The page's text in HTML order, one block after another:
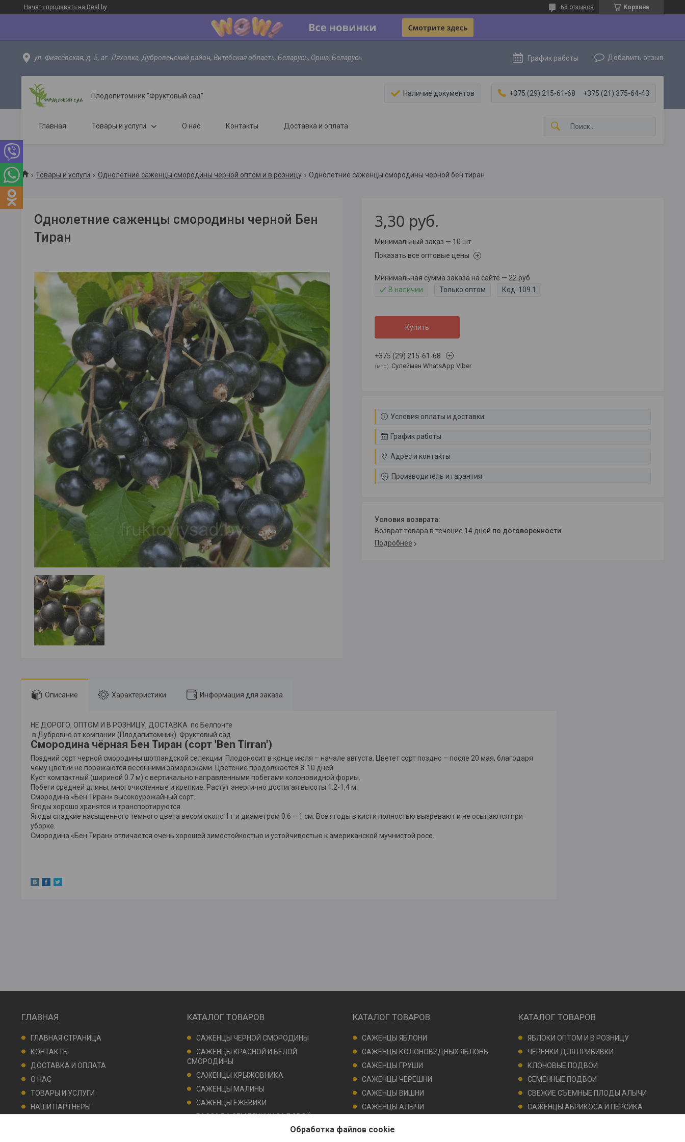
Начать продавать на Deal.by Корзина
68 отзывов
ул. Фиясёвская, д. 5, аг. Ляховка, Дубровенский район, Витебская область, Беларусь, Орша, Беларусь График работы Добавить отзыв
Плодопитомник "Фруктовый сад" Наличие документов +375 (29) 215-61-68 +375 (21) 375-64-43
Главная Товары и услуги О нас Контакты Доставка и оплата
Товары и услуги Однолетние саженцы смородины чёрной оптом и в розницу Однолетние саженцы смородины черной бен тиран
Однолетние саженцы смородины черной Бен
Тиран
3,30 руб.
Минимальный заказ — 10 шт.
Показать все оптовые цены
Минимальная сумма заказа на сайте — 22 руб
В наличии
Только оптом Код: 109.1
Купить
+375 (29) 215-61-68
мтс Сулейман WhatsApp Viber
Условия оплаты и доставки
График работы
Адрес и контакты
Производитель и гарантия
возврат товара в течение 14 дней по договоренности
Подробнее
Описание Характеристики Информация для заказа
НЕ ДОРОГО, ОПТОМ И В РОЗНИЦУ, ДОСТАВКА по Белпочте
в Дубровно от компании (Плодапитомник) Фруктовый сад
Смородина чёрная Бен Тиран (сорт 'Ben Tirran')
Поздний сорт черной смородины шотландской селекции. Плодоносит в конце июля – начале августа. Цветет сорт поздно – после 20 мая, благодаря
чему цветки не поражаются весенними заморозками. Цветение продолжается 8-10 дней.
Куст компактный (шириной 0.7 м) с вертикально направленными побегами колоновидной фориы.
Побеги средней длины, многочисленные и крепкие. Растут энергично достигая высоты 1.2-1,4 м.
Смородина «Бен Тиран» высокоурожайный сорт.
Ягоды хорошо хранятся и транспортируются.
Ягоды сладкие насыщенного темного цвета весом около 1 г и диаметром 0.6 – 1 см. Все ягоды в кисти полностью вызревают и не осыпаются при
уборке.
Смородина «Бен Тиран» отличается очень хорошей зимостойкостью и устойчивостью к американской мучнистой росе.
ГЛАВНАЯ
ГЛАВНАЯ СТРАНИЦА
КОНТАКТЫ
ДОСТАВКА И ОПЛАТА
О НАС
ТОВАРЫ И УСЛУГИ
НАШИ ПАРТНЕРЫ
КАТАЛОГ ТОВАРОВ
САЖЕНЦЫ ЧЕРНОЙ СМОРОДИНЫ
САЖЕНЦЫ КРАСНОЙ И БЕЛОЙ
СМОРОДИНЫ
САЖЕНЦЫ КРЫЖОВНИКА
САЖЕНЦЫ МАЛИНЫ
САЖЕНЦЫ ЕЖЕВИКИ
РАССАДА ЗЕМЛЯНИКИ САДОВОЙ
КАТАЛОГ ТОВАРОВ
САЖЕНЦЫ ЯБЛОНИ
САЖЕНЦЫ КОЛОНОВИДНЫХ ЯБЛОНЬ
САЖЕНЦЫ ГРУШИ
САЖЕНЦЫ ЧЕРЕШНИ
САЖЕНЦЫ ВИШНИ
САЖЕНЦЫ АЛЫЧИ
КАТАЛОГ ТОВАРОВ
ЯБЛОКИ ОПТОМ И В РОЗНИЦУ
ЧЕРЕНКИ ДЛЯ ПРИВИВКИ
КЛОНОВЫЕ ПОДВОИ
СЕМЕННЫЕ ПОДВОИ
СВЕЖИЕ СЪЕМНЫЕ ПЛОДЫ АЛЫЧИ
САЖЕНЦЫ АБРИКОСА И ПЕРСИКА
Обработка файлов cookie